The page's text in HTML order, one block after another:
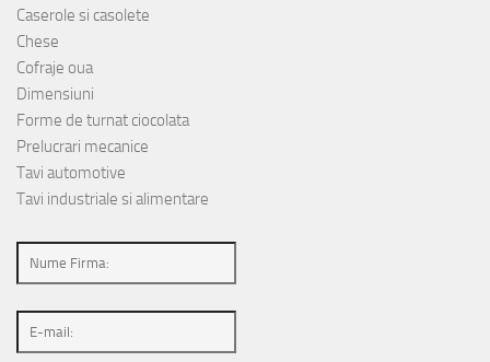
Caserole si casolete
Chese
Cofraje oua
Dimensiuni
Forme de turnat ciocolata
Prelucrari mecanice
Tavi automotive
Tavi industriale si alimentare